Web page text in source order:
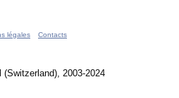
légales Contacts
(Switzerland), 2003-2024